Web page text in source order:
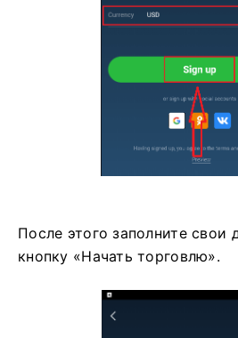
После этого заполните
кнопку «Начать торговлю».